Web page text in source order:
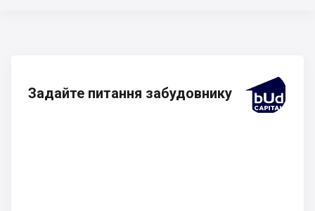
Задайте питання забудовнику